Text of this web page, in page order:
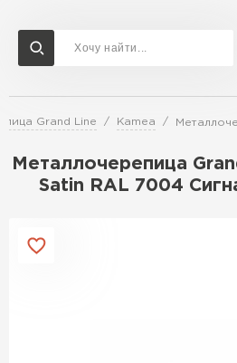
Grand Line Kamea
Металлочерепица
Satin RAL 7004
Доставка и оплата Акции О
Перейти в каталог